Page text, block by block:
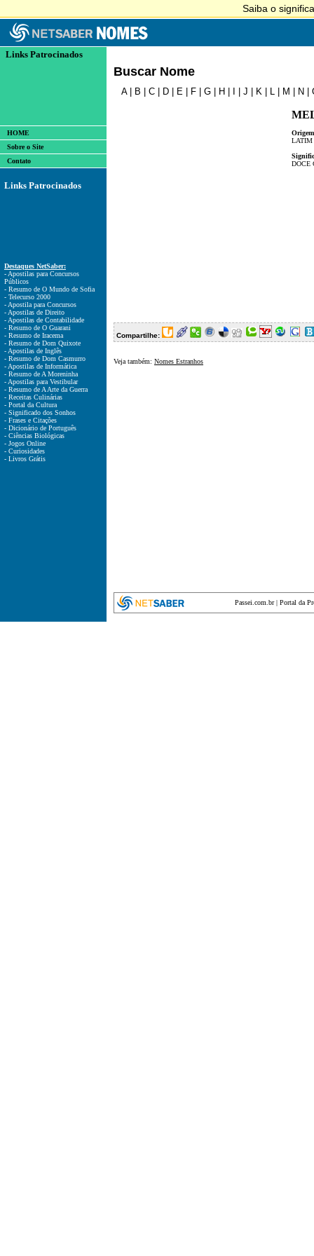
Links Patrocinados
HOME
Sobre o Site
Contato
Links Patrocinados
Destaques NetSaber:
- Apostilas para Concursos
Públicos
- Resumo de O Mundo de Sofia
- Telecurso 2000
- Apostila para Concursos
- Apostilas de Direito
- Apostilas de Contabilidade
- Resumo de O Guarani
- Resumo de Iracema
- Resumo de Dom Quixote
- Apostilas de Inglês
- Resumo de Dom Casmurro
- Apostilas de Informática
- Resumo de A Moreninha
- Apostilas para Vestibular
- Resumo de A Arte da Guerra
- Receitas Culinárias
- Portal da Cultura
- Significado dos Sonhos
- Frases e Citações
- Dicionário de Português
- Ciências Biológicas
- Jogos Online
- Curiosidades
- Livros Grátis
Buscar Nome
A| B C D E F G H J K L M N
LATIM
DOCE
Compartilhe:
Veja também: Nomes Estranhos
Passei.com.br| Portal da